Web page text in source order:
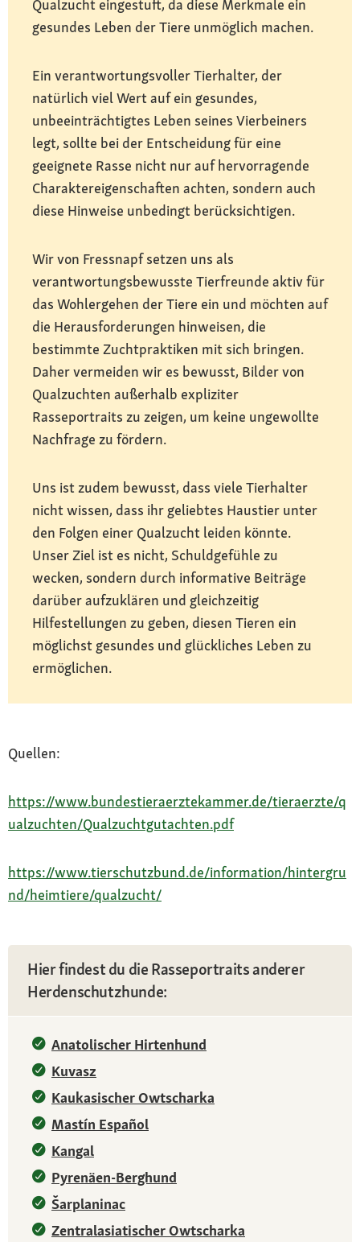
Qualzucht eingestuft, da diese Merkmale ein
gesundes Leben der Tiere unmöglich machen.
Ein verantwortungsvoller Tierhalter, der
natürlich viel Wert auf ein gesundes,
unbeeinträchtigtes Leben seines Vierbeiners
legt, sollte bei der Entscheidung für eine
geeignete Rasse nicht nur auf hervorragende
Charaktereigenschaften achten, sondern auch
diese Hinweise unbedingt berücksichtigen.
Wir von Fressnapf setzen uns als
verantwortungsbewusste Tierfreunde aktiv für
das Wohlergehen der Tiere ein und möchten auf
die Herausforderungen hinweisen, die
bestimmte Zuchtpraktiken mit sich bringen.
Daher vermeiden wir es bewusst, Bilder von
Qualzuchten außerhalb expliziter
Rasseportraits zu zeigen, um keine ungewollte
Nachfrage zu fördern.
Uns ist zudem bewusst, dass viele Tierhalter
nicht wissen, dass ihr geliebtes Haustier unter
den Folgen einer Qualzucht leiden könnte.
Unser Ziel ist es nicht, Schuldgefühle zu
wecken, sondern durch informative Beiträge
darüber aufzuklären und gleichzeitig
Hilfestellungen zu geben, diesen Tieren ein
möglichst gesundes und glückliches Leben zu
ermöglichen.
Quellen:
https://www.bundestieraerztekammer.de/tieraerzte/q
ualzuchten/Qualzuchtgutachten.pdf
https://www.tierschutzbund.de/information/hintergru
nd/heimtiere/qualzucht/
Hier findest du die Rasseportraits anderer
Herdenschutzhunde:
Anatolischer Hirtenhund
Kuvasz
Kaukasischer Owtscharka
Mastín Español
Kangal
Pyrenäen-Berghund
Šarplaninac
Zentralasiatischer Owtscharka